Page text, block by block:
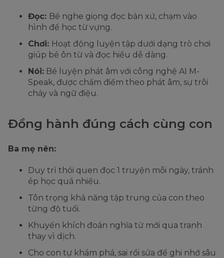
Đọc: Bé nghe giọng đọc bản xứ, chạm vào
hình để học từ vựng.
Chơi: Hoạt động luyện tập dưới dạng trò chơi
giúp bé ôn từ và đọc hiểu dễ dàng.
Nói: Bé luyện phát âm với công nghệ AI M-
Speak, được chấm điểm theo phát âm, sự trôi
chảy và ngữ điệu.
Đồng hành đúng cách cùng con
Ba mẹ nên:
Duy trì thói quen đọc 1 truyện mỗi ngày, tránh
ép học quá nhiều.
Tôn trọng khả năng tập trung của con theo
từng độ tuổi.
Khuyến khích đoán nghĩa từ mới qua tranh
thay vì dịch.
Cho con tự khám phá, sai rồi sửa để ghi nhớ sâu